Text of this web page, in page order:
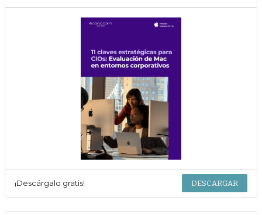
¡Descárgalo gratis! DESCARGAR